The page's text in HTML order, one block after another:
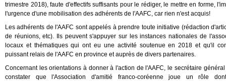
trimestre 2018), faute d'effectifs suffisants pour le rédiger, le mettre en forme,
l'urgence d'une mobilisation des adhérents de l'AAFC, car rien n'est acquis!
Les adhérents de l'AAFC sont appelés à prendre toute initiative (rédaction
de réunions, etc). Ils peuvent s'appuyer sur les instances nationales de
locaux et thématiques qui ont eu une activité soutenue en 2018 et qu'il
puissant relais de l'AAFC en province et auprès de divers partenaires.
Concernant les orientations à donner à l'action de l'AAFC, le secrétaire
constater que l'Association d'amitié franco-coréenne joue un rôle